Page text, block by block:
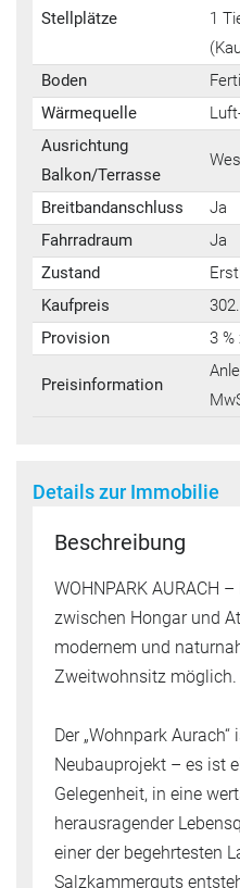
Stellplätze
1
Boden
Wärmequelle
Ausrichtung
Balkon/Terrasse
Breitbandanschluss
Ja
Fahrradraum
Ja
Zustand
Kaufpreis
Provision
3 %
Preisinformation
Details zur Immobilie
Beschreibung
WOHNPARK AURACH
zwischen Hongar und
modernem und
Zweitwohnsitz möglich.
Der „Wohnpark
Neubauprojekt – es ist
Gelegenheit, in eine
herausragender
einer der begehrtesten
Salzkammerguts